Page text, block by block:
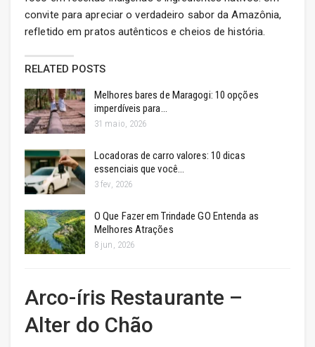
convite para apreciar o verdadeiro sabor da Amazônia,
refletido em pratos autênticos e cheios de história.
RELATED POSTS
Melhores bares de Maragogi: 10 opções
imperdíveis para…
31 maio, 2026
Locadoras de carro valores: 10 dicas
essenciais que você…
3 fev, 2026
O Que Fazer em Trindade GO Entenda as
Melhores Atrações
8 jun, 2026
Arco-íris Restaurante –
Alter do Chão